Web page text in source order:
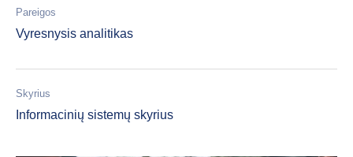
Pareigos
Vyresnysis analitikas
Skyrius
Informacinių sistemų skyrius